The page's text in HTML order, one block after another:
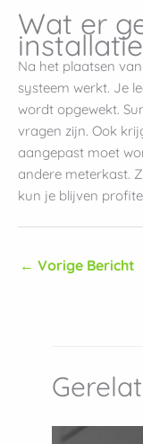
Wat er
installatie
Na het plaatsen
systeem werkt. Je
wordt opgewekt.
vragen zijn. Ook
aangepast moet
andere meterkast.
kun je blijven
← Vorige Bericht